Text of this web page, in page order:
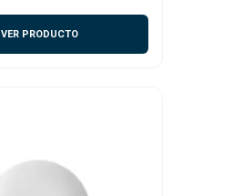
VER PRODUCTO